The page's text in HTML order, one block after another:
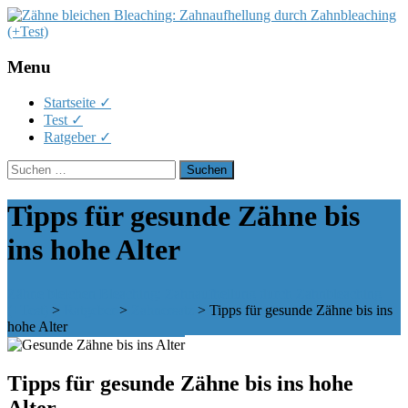
Menu
Skip
content
Startseite ✓
Test ✓
Ratgeber ✓
Suchen
nach:
Tipps für gesunde Zähne bis
ins hohe Alter
> > > Tipps für gesunde Zähne bis ins
hohe Alter
Tipps für gesunde Zähne bis ins hohe